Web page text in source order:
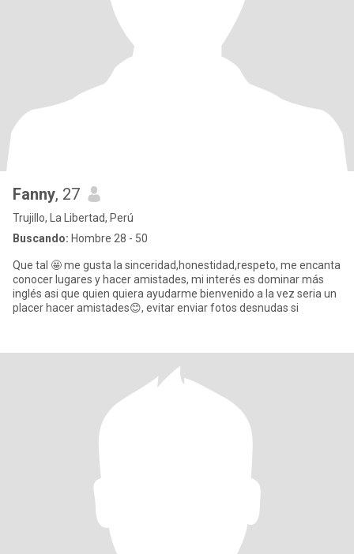
Fanny, 27
Trujillo, La Libertad, Perú
Buscando: Hombre 28 - 50
Que tal 🤩 me gusta la sinceridad,honestidad,respeto, me encanta
conocer lugares y hacer amistades, mi interés es dominar más
inglés asi que quien quiera ayudarme bienvenido a la vez seria un
placer hacer amistades😊, evitar enviar fotos desnudas si